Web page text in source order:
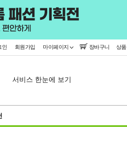
인 회원가입 마이페이지 장바구니 상
서비스 한눈에 보기